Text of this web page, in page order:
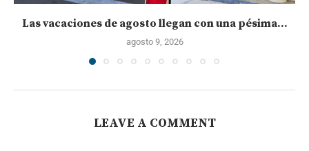
Las vacaciones de agosto llegan con una pésima...
agosto 9, 2026
LEAVE A COMMENT